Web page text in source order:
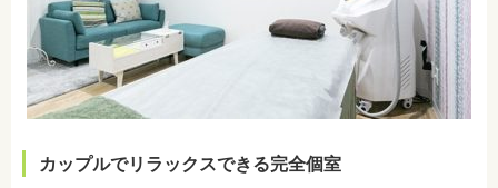
カップルでリラックスできる完全個室